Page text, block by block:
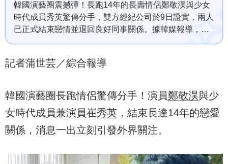
韓國演藝圈震撼彈！長跑14年的長壽情侶鄭敬淏與少女
時代成員秀英驚傳分手，雙方經紀公司於9日證實，兩人
已正式結束戀情並退回良好同事關係。據韓媒報導，分
2014年公開認愛的模範情侶，過去常大方為彼此加油，
令大批網友感到十分驚訝與遺憾。
記者蒲世芸／綜合報導
韓國演藝圈長跑情侶驚傳分手！演員鄭敬淏與少
女時代成員兼演員崔秀英 ，結束長達14年的戀愛
關係，消息一出立刻引發外界關注。